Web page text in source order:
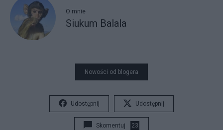
O mnie
Siukum Balala
Nowości od blogera
Udostępnij Udostępnij
Skomentuj 23